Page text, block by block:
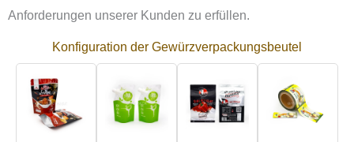
Anforderungen unserer Kunden zu erfüllen.
Konfiguration der Gewürzverpackungsbeutel